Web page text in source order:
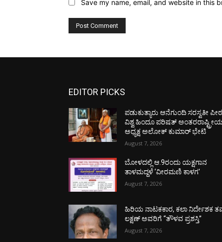
Save my name, email, and website in this
EDITOR PICKS
ಪಡುಕುತ್ಯಾರು ಆನೆಗುಂದಿ ಸರಸ್ವತೀ
ವಿಶ್ವ ಹಿಂದೂ ಪರಿಷತ್ ಅಂತರರಾಷ್ಟ್ರೀಯ
ಅಧ್ಯಕ್ಷ ಅಲೋಕ್ ಕುಮಾರ್ ಭೇಟಿ
August 7, 2026
ಬೋಳದಲ್ಲಿ ಆ.9ರಂದು ಯಕ್ಷಗಾನ
ತಾಳಮದ್ದಳೆ ‘ವೀರಮಣಿ ಕಾಳಗ’
August 7, 2026
ಹಿರಿಯ ನಾಟಕಕಾರ, ಕಲಾ ನಿರ್ದೇಶಕ
ಲಕ್ಷಣ್ ಅವರಿಗೆ “ತೌಳವ ಪ್ರಶಸ್ತಿ”
August 7, 2026